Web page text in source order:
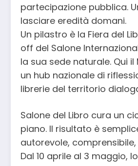
partecipazione pubblica.
lasciare eredità domani.
Un pilastro è la Fiera del
off del Salone
la sua sede naturale. Qui
un hub nazionale di
librerie del territorio
Salone del Libro cura un
piano. Il risultato è
autorevole,
Dal 10 aprile al 3 maggio,